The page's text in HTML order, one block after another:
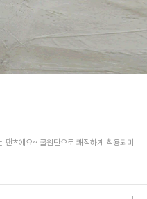
팬츠예요~ 쿨원단으로 쾌적하게 착용되며